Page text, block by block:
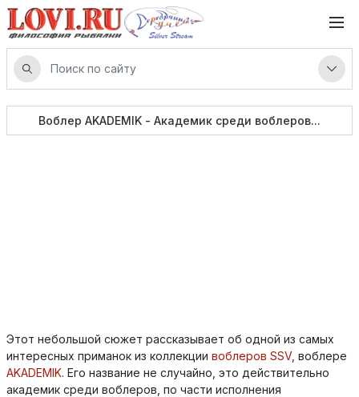
Воблер AKADEMIK - Академик среди воблеров...
Этот небольшой сюжет рассказывает об одной из самых
интересных приманок из коллекции воблеров SSV, воблере
AKADEMIK. Его название не случайно, это действительно
академик среди воблеров, по части исполнения